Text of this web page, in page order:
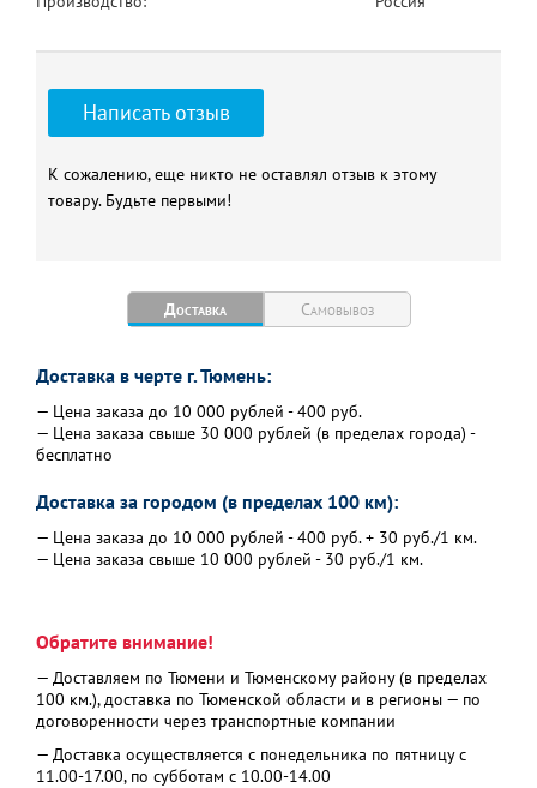
Написать отзыв
К сожалению, еще никто не оставлял отзыв к этому
товару. Будьте первыми!
Доставка Самовывоз
Доставка в черте г. Тюмень:
— Цена заказа до 10 000 рублей - 400 руб.
— Цена заказа свыше 30 000 рублей (в пределах города) -
бесплатно
Доставка за городом (в пределах 100 км):
— Цена заказа до 10 000 рублей - 400 руб. + 30 руб./1 км.
— Цена заказа свыше 10 000 рублей - 30 руб./1 км.
Обратите внимание!
— Доставляем по Тюмени и Тюменскому району (в пределах
100 км.), доставка по Тюменской области и в регионы — по
договоренности через транспортные компании
— Доставка осуществляется с понедельника по пятницу с
11.00-17.00, по субботам с 10.00-14.00